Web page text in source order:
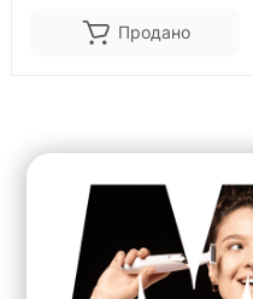
Продано